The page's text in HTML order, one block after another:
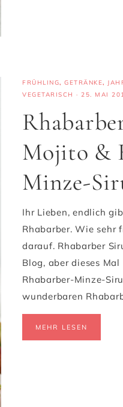
FRÜHLING, GETRÄNKE,
VEGETARISCH · 25. MAI
Mojito &
Minze-
Ihr Lieben, endlich
Rhabarber. Wie sehr
darauf. Rhabarber
Blog, aber dieses
Rhabarber-Minze-
wunderbaren
MEHR LESEN